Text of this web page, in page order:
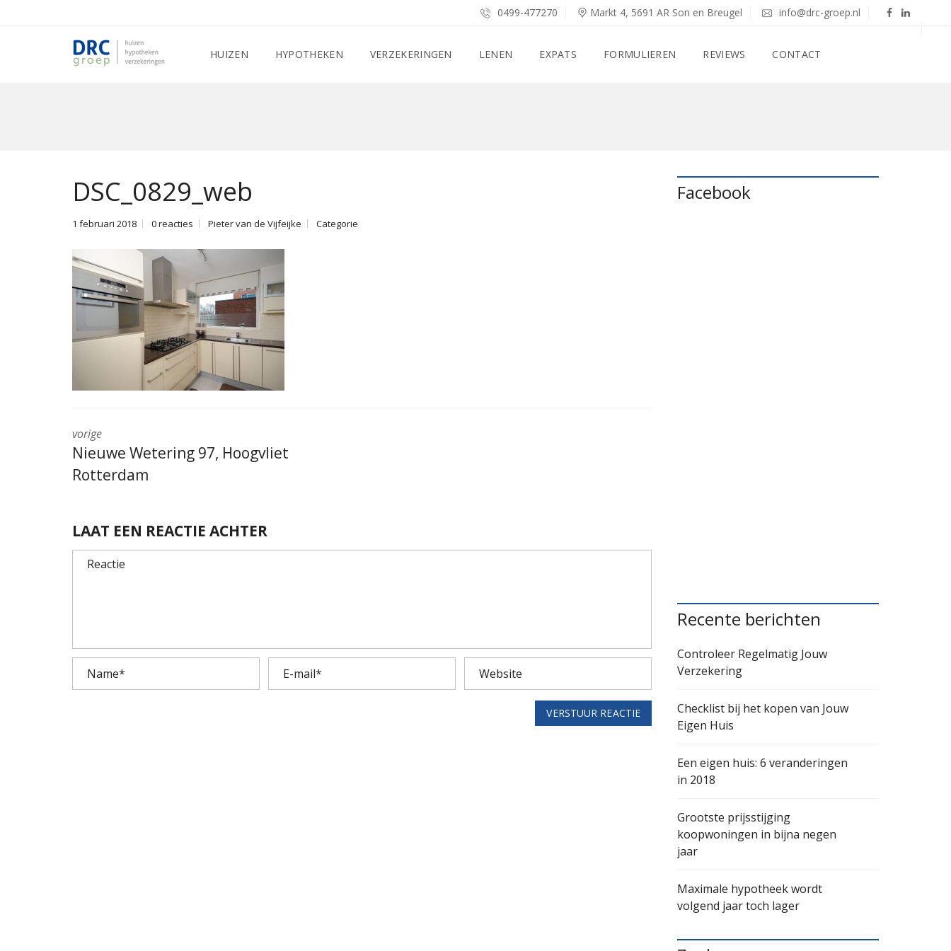
0499-477270 Markt 4, 5691 AR Son en Breugel info@drc-groep.nl
HUIZEN HYPOTHEKEN VERZEKERINGEN LENEN EXPATS FORMULIEREN REVIEWS CONTACT
DSC_0829_web
1 februari 2018 0 reacties Pieter van de Vijfeijke Categorie
vorige
Nieuwe Wetering 97, Hoogvliet
Rotterdam
LAAT EEN REACTIE ACHTER
VERSTUUR REACTIE
Facebook
Recente berichten
Controleer Regelmatig Jouw
Verzekering
Checklist bij het kopen van Jouw
Eigen Huis
Een eigen huis: 6 veranderingen
in 2018
Grootste prijsstijging
koopwoningen in bijna negen
jaar
Maximale hypotheek wordt
volgend jaar toch lager